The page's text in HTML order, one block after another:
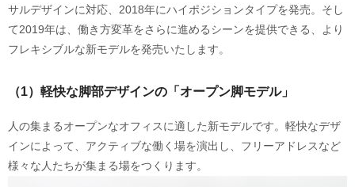
サルデザインに対応、2018年にハイポジションタイプを発売。そし
て2019年は、働き方変革をさらに進めるシーンを提供できる、より
フレキシブルな新モデルを発売いたします。
（1）軽快な脚部デザインの「オープン脚モデル」
人の集まるオープンなオフィスに適した新モデルです。軽快なデザ
インによって、アクティブな働く場を演出し、フリーアドレスなど
様々な人たちが集まる場をつくります。